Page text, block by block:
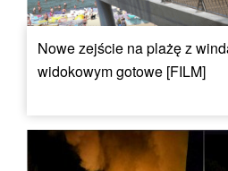
Nowe zejście na plażę z
widokowym gotowe [FILM]